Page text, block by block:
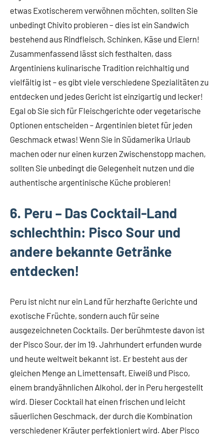
etwas Exotischerem verwöhnen möchten, sollten Sie
unbedingt Chivito probieren – dies ist ein Sandwich
bestehend aus Rindfleisch, Schinken, Käse und Eiern!
Zusammenfassend lässt sich festhalten, dass
Argentiniens kulinarische Tradition reichhaltig und
vielfältig ist – es gibt viele verschiedene Spezialitäten zu
entdecken und jedes Gericht ist einzigartig und lecker!
Egal ob Sie sich für Fleischgerichte oder vegetarische
Optionen entscheiden – Argentinien bietet für jeden
Geschmack etwas! Wenn Sie in Südamerika Urlaub
machen oder nur einen kurzen Zwischenstopp machen,
sollten Sie unbedingt die Gelegenheit nutzen und die
authentische argentinische Küche probieren!
6. Peru – Das Cocktail-Land
schlechthin: Pisco Sour und
andere bekannte Getränke
entdecken!
Peru ist nicht nur ein Land für herzhafte Gerichte und
exotische Früchte, sondern auch für seine
ausgezeichneten Cocktails. Der berühmteste davon ist
der Pisco Sour, der im 19. Jahrhundert erfunden wurde
und heute weltweit bekannt ist. Er besteht aus der
gleichen Menge an Limettensaft, Eiweiß und Pisco,
einem brandyähnlichen Alkohol, der in Peru hergestellt
wird. Dieser Cocktail hat einen frischen und leicht
säuerlichen Geschmack, der durch die Kombination
verschiedener Kräuter perfektioniert wird. Aber Pisco